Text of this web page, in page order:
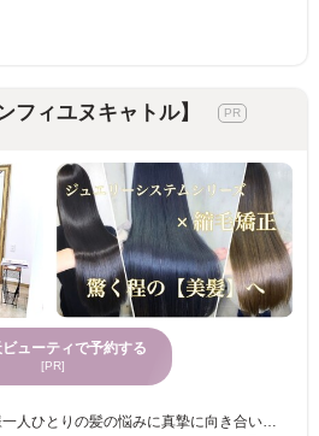
フィユヌキャトル】
ューティで予約する
[PR]
AnFye une Qatllでは、お客様一人ひとりの髪の悩みに真摯に向き合い、最適なスタイルを提供しています。特に縮毛矯正が得意で、うねりやくせ毛に悩む方も理想のまっすぐな髪を実現します。自然の温もりが感じられる空間で、心身ともにリラックスしながら施術を受けていただけます。さまざまな年齢層のお客様に満足してもらえるよう、経験豊富なスタッフが丁寧に対応します。AnFye une Qatllのサービスを体験し、なりたい自分になりませんか？クレジットカードもご利用可能ですので、安心してご来店ください。